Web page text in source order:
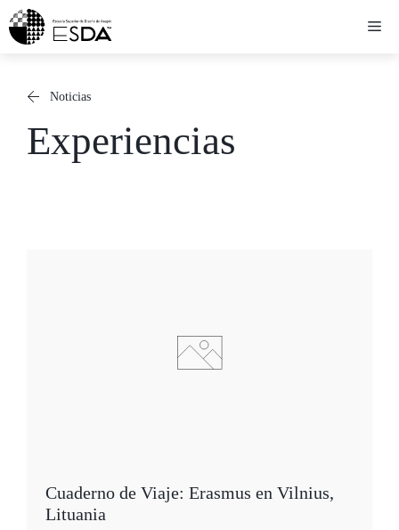
Saltar
Noticias
Experiencias
Cuaderno de Viaje: Erasmus en Vilnius,
Lituania